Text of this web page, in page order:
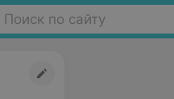
Поиск по сайту